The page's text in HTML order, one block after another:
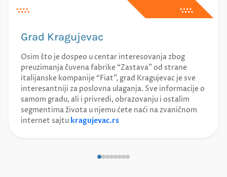
Grad Kragujevac
Osim što je dospeo u centar interesovanja zbog
preuzimanja čuvena fabrike “Zastava” od strane
italijanske kompanije “Fiat”, grad Kragujevac je sve
interesantniji za poslovna ulaganja. Sve informacije o
samom gradu, ali i privredi, obrazovanju i ostalim
segmentima života u njemu ćete naći na zvaničnom
internet sajtu kragujevac.rs